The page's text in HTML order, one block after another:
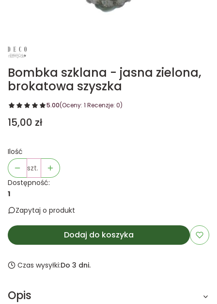
Bombka szklana - jasna zielona,
brokatowa szyszka
5.00(Oceny: 1 Recenzje: 0)
Cena
15,00 zł
Ilość
szt.
Dostępność:
1
Zapytaj o produkt
Dodaj do koszyka
Czas wysyłki:Do 3 dni.
Opis